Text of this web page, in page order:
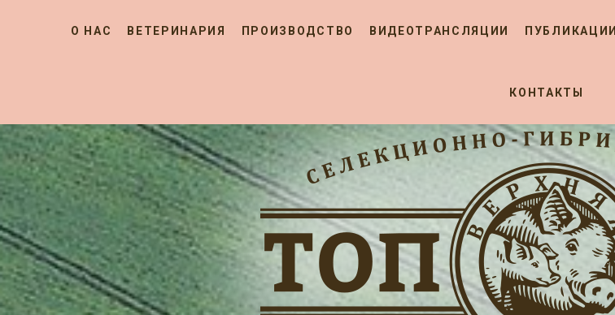
О НАС ВЕТЕРИНАРИЯ ПРОИЗВОДСТВО ВИДЕОТРАНСЛЯЦИИ ПУБЛИКАЦИИ
КОНТАКТЫ